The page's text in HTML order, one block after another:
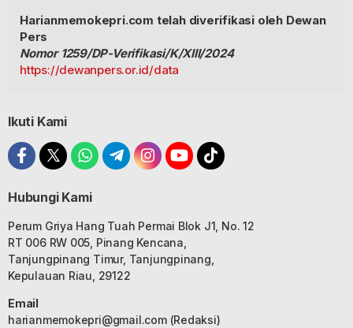
Harianmemokepri.com telah diverifikasi oleh Dewan
Pers
Nomor 1259/DP-Verifikasi/K/XIII/2024
https://dewanpers.or.id/data
Ikuti Kami
Hubungi Kami
Perum Griya Hang Tuah Permai Blok J1, No. 12
RT 006 RW 005, Pinang Kencana,
Tanjungpinang Timur, Tanjungpinang,
Kepulauan Riau, 29122
Email
harianmemokepri@gmail.com(Redaksi)